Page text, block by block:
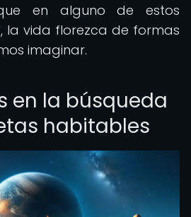
en alguno de estos
la vida florezca de formas
imaginar.
en la búsqueda
habitables